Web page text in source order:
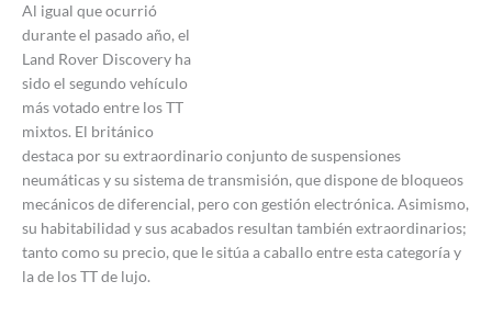
Al igual que ocurrió
durante el pasado año, el
Land Rover Discovery ha
sido el segundo vehículo
más votado entre los TT
mixtos. El británico
destaca por su extraordinario conjunto de suspensiones
neumáticas y su sistema de transmisión, que dispone de bloqueos
mecánicos de diferencial, pero con gestión electrónica. Asimismo,
su habitabilidad y sus acabados resultan también extraordinarios;
tanto como su precio, que le sitúa a caballo entre esta categoría y
la de los TT de lujo.